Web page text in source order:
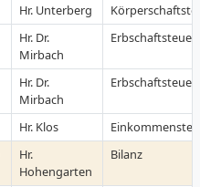
Hr. Unterberg
Hr. Dr.
Mirbach
Hr. Dr.
Mirbach
Hr. Klos
Hr.
Hohengarten
Bilanz